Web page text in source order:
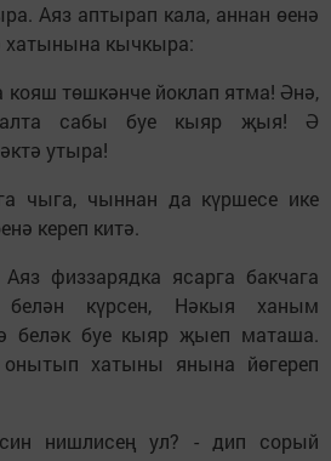
Аяз аптырап кала, аннан өенә
хатынына кычкыра:
төшкәнче йоклап ятма! Әнә,
сабы буе кыяр җыя! Ә
утыра!
чыга, чыннан да күршесе ике
кереп китә.
физзарядка ясарга бакчага
күрсен, Нәкыя ханым
беләк буе кыяр җыеп маташа.
хатыны янына йөгереп
нишлисең ул? - дип сорый